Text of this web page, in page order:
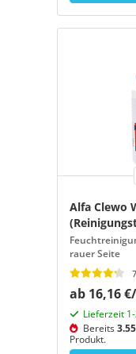
Alfa Clewo
rauer Seite
ab 16,16
Lieferzeit
Bereits
Produkt.